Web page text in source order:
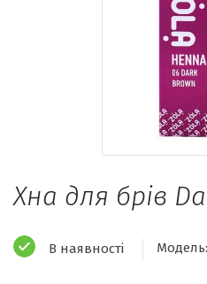
Хна для брів
В наявності Модель: